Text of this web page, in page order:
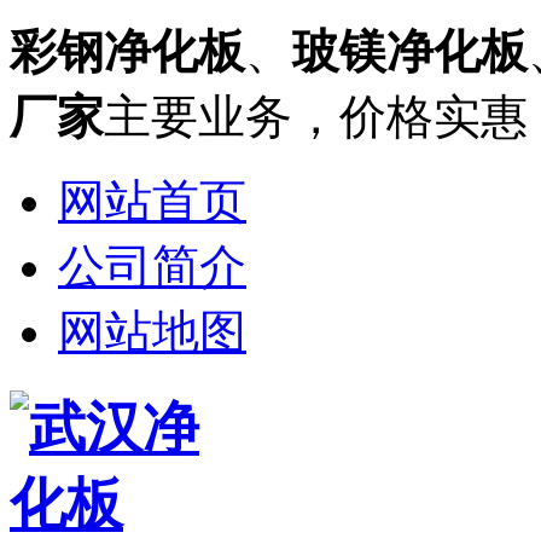
彩钢净化板、玻镁净化板
厂家主要业务，价格实惠
网站首页
公司简介
网站地图